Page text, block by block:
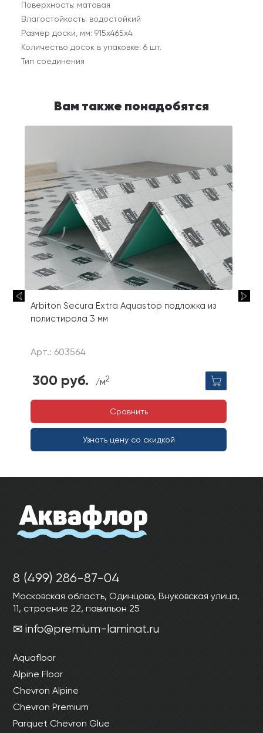
Поверхность: матовая
Влагостойкость: водостойкий
Размер доски, мм: 915x465x4
Количество досок в упаковке: 6 шт.
Тип соединения
Вам также понадобятся
Arbiton Secura Extra Aquastop подложка из
полистирола 3 мм
Арт.: 603564
300 руб. /м2
Сравнить
Узнать цену со скидкой
8 (499) 286-87-04
Московская область, Одинцово, Внуковская улица,
11, строение 22, павильон 25
info@premium-laminat.ru
Aquafloor
Alpine Floor
Chevron Alpine
Chevron Premium
Parquet Chevron Glue